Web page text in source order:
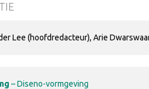
Lee (hoofdredacteur), Arie
– Diseno-vormgeving